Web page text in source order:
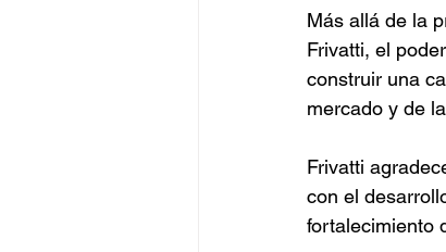
Más allá de la
Frivatti, el
construir una
mercado y de
Frivatti
con el
fortalecimiento